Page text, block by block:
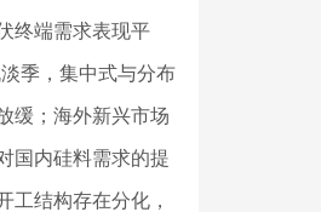
终端需求表现平
季，集中式与分布
缓；海外新兴市场
国内硅料需求的提
工结构存在分化，